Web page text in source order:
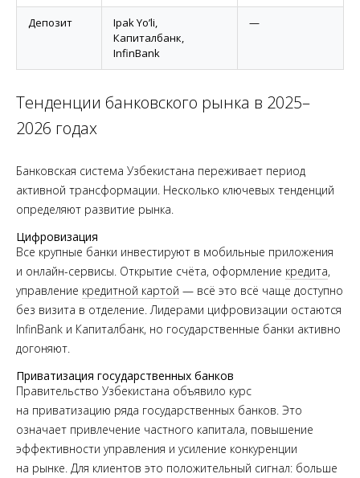
Депозит
Ipak Yo’li,
Капиталбанк,
InfinBank
—
Тенденции банковского рынка в 2025–
2026 годах
Банковская система Узбекистана переживает период
активной трансформации. Несколько ключевых тенденций
определяют развитие рынка.
Цифровизация
Все крупные банки инвестируют в мобильные приложения
и онлайн-сервисы. Открытие счёта, оформление кредита,
управление кредитной картой — всё это всё чаще доступно
без визита в отделение. Лидерами цифровизации остаются
InfinBank и Капиталбанк, но государственные банки активно
догоняют.
Приватизация государственных банков
Правительство Узбекистана объявило курс
на приватизацию ряда государственных банков. Это
означает привлечение частного капитала, повышение
эффективности управления и усиление конкуренции
на рынке. Для клиентов это положительный сигнал: больше